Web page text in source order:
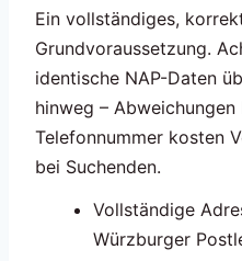
Ein vollständiges,
Grundvoraussetzung.
identische NAP-Daten
hinweg –
Telefonnummer kosten
bei Suchenden.
Vollständige
Würzburger